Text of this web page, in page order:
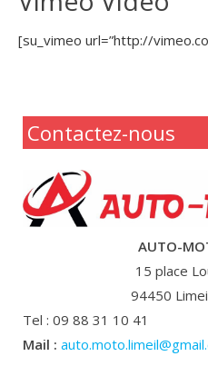
[su_vimeo url=”http://
Contactez-nous
AUTO-
15 place
94450
Tel : 09 88 31 10 41
Mail :